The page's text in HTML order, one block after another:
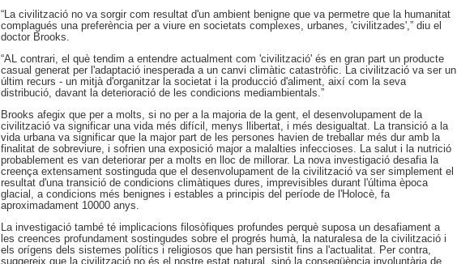
“La civilització no va sorgir com resultat d'un ambient benigne que va permetre que la humanitat
complagués una preferència per a viure en societats complexes, urbanes, 'civilitzades',” diu el
doctor Brooks.
“AL contrari, el què tendim a entendre actualment com 'civilització' és en gran part un producte
casual generat per l'adaptació inesperada a un canvi climàtic catastròfic. La civilització va ser un
últim recurs - un mitjà d'organitzar la societat i la producció d'aliment, així com la seva
distribució, davant la deterioració de les condicions mediambientals.”
Brooks afegix que per a molts, si no per a la majoria de la gent, el desenvolupament de la
civilització va significar una vida més difícil, menys llibertat, i més desigualtat. La transició a la
vida urbana va significar que la major part de les persones havien de treballar més dur amb la
finalitat de sobreviure, i sofrien una exposició major a malalties infeccioses. La salut i la nutrició
probablement es van deteriorar per a molts en lloc de millorar. La nova investigació desafia la
creença extensament sostinguda que el desenvolupament de la civilització va ser simplement el
resultat d'una transició de condicions climàtiques dures, imprevisibles durant l'última època
glacial, a condicions més benignes i estables a principis del període de l'Holocè, fa
aproximadament 10000 anys.
La investigació també té implicacions filosòfiques profundes perquè suposa un desafiament a
les creences profundament sostingudes sobre el progrés humà, la naturalesa de la civilització i
els orígens dels sistemes polítics i religiosos que han persistit fins a l'actualitat. Per contra,
suggereix que la civilització no és el nostre estat natural, sinó la conseqüència involuntària de